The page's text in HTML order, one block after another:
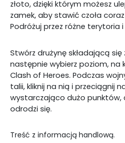
złoto, dzięki którym możesz
zamek, aby stawić czoła
Podróżuj przez różne terytoria
Stwórz drużynę składającą
następnie wybierz poziom, na
Clash of Heroes. Podczas
talii, kliknij na nią i przeciągnij
wystarczająco dużo punktów,
odrodzi się.
Treść z informacją handlową.